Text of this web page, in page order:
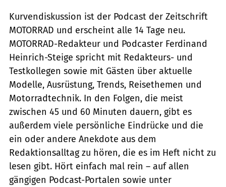
Kurvendiskussion ist der Podcast der Zeitschrift
MOTORRAD und erscheint alle 14 Tage neu.
MOTORRAD-Redakteur und Podcaster Ferdinand
Heinrich-Steige spricht mit Redakteurs- und
Testkollegen sowie mit Gästen über aktuelle
Modelle, Ausrüstung, Trends, Reisethemen und
Motorradtechnik. In den Folgen, die meist
zwischen 45 und 60 Minuten dauern, gibt es
außerdem viele persönliche Eindrücke und die
ein oder andere Anekdote aus dem
Redaktionsalltag zu hören, die es im Heft nicht zu
lesen gibt. Hört einfach mal rein – auf allen
gängigen Podcast-Portalen sowie unter